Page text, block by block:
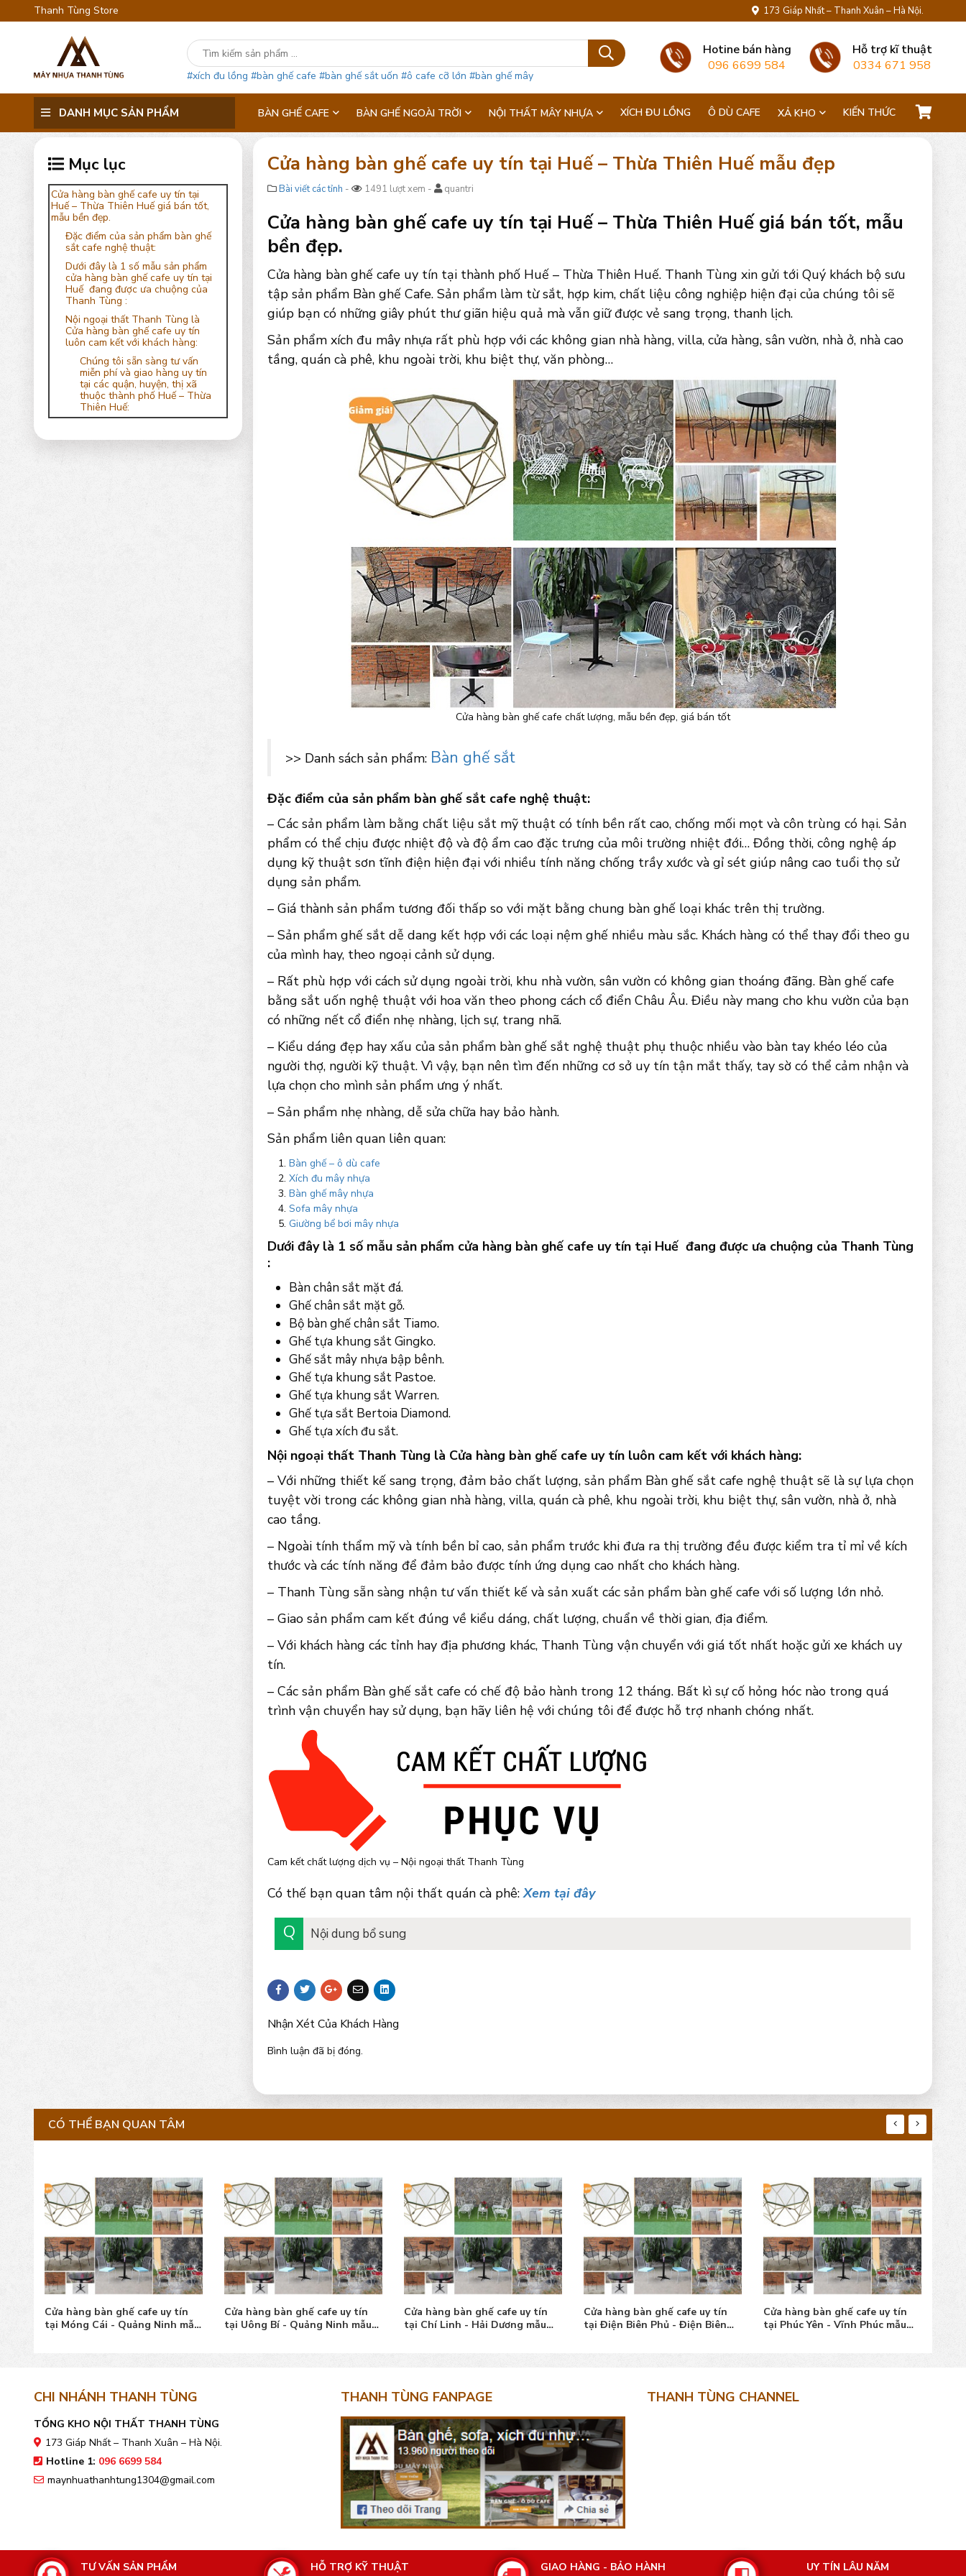
Thanh Tùng Store 173 Giáp Nhất – Thanh Xuân – Hà Nội.
#xích đu lồng #bàn ghế cafe #bàn ghế sắt uốn #ô cafe cỡ lớn #bàn ghế mây
Hotine bán hàng
096 6699 584
Hỗ trợ kĩ thuật
0334 671 958
DANH MỤC SẢN PHẨM BÀN GHẾ CAFE BÀN GHẾ NGOÀI TRỜI NỘI THẤT MÂY NHỰA XÍCH ĐU LỒNG Ô DÙ CAFE XẢ KHO KIẾN THỨC
Mục lục
Cửa hàng bàn ghế cafe uy tín tại
Huế – Thừa Thiên Huế giá bán tốt,
mẫu bền đẹp.
Đặc điểm của sản phẩm bàn ghế
sắt cafe nghệ thuật:
Dưới đây là 1 số mẫu sản phẩm
cửa hàng bàn ghế cafe uy tín tại
Huế đang được ưa chuộng của
Thanh Tùng :
Nội ngoại thất Thanh Tùng là
Cửa hàng bàn ghế cafe uy tín
luôn cam kết với khách hàng:
Chúng tôi sẵn sàng tư vấn
miễn phí và giao hàng uy tín
tại các quận, huyện, thị xã
thuộc thành phố Huế – Thừa
Thiên Huế:
Cửa hàng bàn ghế cafe uy tín tại Huế – Thừa Thiên Huế mẫu đẹp
Bài viết các tỉnh - 1491 lượt xem - quantri
Cửa hàng bàn ghế cafe uy tín tại Huế – Thừa Thiên Huế giá bán tốt, mẫu
bền đẹp.
Cửa hàng bàn ghế cafe uy tín tại thành phố Huế – Thừa Thiên Huế. Thanh Tùng xin gửi tới Quý khách bộ sưu
tập sản phẩm Bàn ghế Cafe. Sản phẩm làm từ sắt, hợp kim, chất liệu công nghiệp hiện đại của chúng tôi sẽ
giúp bạn có những giây phút thư giãn hiệu quả mà vẫn giữ được vẻ sang trọng, thanh lịch.
Sản phẩm xích đu mây nhựa rất phù hợp với các không gian nhà hàng, villa, cửa hàng, sân vườn, nhà ở, nhà cao
tầng, quán cà phê, khu ngoài trời, khu biệt thự, văn phòng…
Cửa hàng bàn ghế cafe chất lượng, mẫu bền đẹp, giá bán tốt
>> Danh sách sản phẩm: Bàn ghế sắt
Đặc điểm của sản phẩm bàn ghế sắt cafe nghệ thuật:
– Các sản phẩm làm bằng chất liệu sắt mỹ thuật có tính bền rất cao, chống mối mọt và côn trùng có hại. Sản
phẩm có thể chịu được nhiệt độ và độ ẩm cao đặc trưng của môi trường nhiệt đới… Đồng thời, công nghệ áp
dụng kỹ thuật sơn tĩnh điện hiện đại với nhiều tính năng chống trầy xước và gỉ sét giúp nâng cao tuổi thọ sử
dụng sản phẩm.
– Giá thành sản phẩm tương đối thấp so với mặt bằng chung bàn ghế loại khác trên thị trường.
– Sản phẩm ghế sắt dễ dang kết hợp với các loại nệm ghế nhiều màu sắc. Khách hàng có thể thay đổi theo gu
của mình hay, theo ngoại cảnh sử dụng.
– Rất phù hợp với cách sử dụng ngoài trời, khu nhà vườn, sân vườn có không gian thoáng đãng. Bàn ghế cafe
bằng sắt uốn nghệ thuật với hoa văn theo phong cách cổ điển Châu Âu. Điều này mang cho khu vườn của bạn
có những nết cổ điển nhẹ nhàng, lịch sự, trang nhã.
– Kiểu dáng đẹp hay xấu của sản phẩm bàn ghế sắt nghệ thuật phụ thuộc nhiều vào bàn tay khéo léo của
người thợ, người kỹ thuật. Vì vậy, bạn nên tìm đến những cơ sở uy tín tận mắt thấy, tay sờ có thể cảm nhận và
lựa chọn cho mình sản phẩm ưng ý nhất.
– Sản phẩm nhẹ nhàng, dễ sửa chữa hay bảo hành.
Sản phẩm liên quan liên quan:
Bàn ghế – ô dù cafe
Xích đu mây nhựa
Bàn ghế mây nhựa
Sofa mây nhựa
Giường bể bơi mây nhựa
Dưới đây là 1 số mẫu sản phẩm cửa hàng bàn ghế cafe uy tín tại Huế đang được ưa chuộng của Thanh Tùng
:
Bàn chân sắt mặt đá.
Ghế chân sắt mặt gỗ.
Bộ bàn ghế chân sắt Tiamo.
Ghế tựa khung sắt Gingko.
Ghế sắt mây nhựa bập bênh.
Ghế tựa khung sắt Pastoe.
Ghế tựa khung sắt Warren.
Ghế tựa sắt Bertoia Diamond.
Ghế tựa xích đu sắt.
Nội ngoại thất Thanh Tùng là Cửa hàng bàn ghế cafe uy tín luôn cam kết với khách hàng:
– Với những thiết kế sang trọng, đảm bảo chất lượng, sản phẩm Bàn ghế sắt cafe nghệ thuật sẽ là sự lựa chọn
tuyệt vời trong các không gian nhà hàng, villa, quán cà phê, khu ngoài trời, khu biệt thự, sân vườn, nhà ở, nhà
cao tầng.
– Ngoài tính thẩm mỹ và tính bền bỉ cao, sản phẩm trước khi đưa ra thị trường đều được kiểm tra tỉ mỉ về kích
thước và các tính năng để đảm bảo được tính ứng dụng cao nhất cho khách hàng.
– Thanh Tùng sẵn sàng nhận tư vấn thiết kế và sản xuất các sản phẩm bàn ghế cafe với số lượng lớn nhỏ.
– Giao sản phẩm cam kết đúng về kiểu dáng, chất lượng, chuẩn về thời gian, địa điểm.
– Với khách hàng các tỉnh hay địa phương khác, Thanh Tùng vận chuyển với giá tốt nhất hoặc gửi xe khách uy
tín.
– Các sản phẩm Bàn ghế sắt cafe có chế độ bảo hành trong 12 tháng. Bất kì sự cố hỏng hóc nào trong quá
trình vận chuyển hay sử dụng, bạn hãy liên hệ với chúng tôi để được hỗ trợ nhanh chóng nhất.
Cam kết chất lượng dịch vụ – Nội ngoại thất Thanh Tùng
Có thế bạn quan tâm nội thất quán cà phê:Xem tại đây
Nội dung bổ sung
Nhận Xét Của Khách Hàng
Bình luận đã bị đóng.
CÓ THỂ BẠN QUAN TÂM
Cửa hàng bàn ghế cafe uy tín
tại Móng Cái - Quảng Ninh mẫu
Cửa hàng bàn ghế cafe uy tín
tại Uông Bí - Quảng Ninh mẫu
Cửa hàng bàn ghế cafe uy tín
tại Chí Linh - Hải Dương mẫu
Cửa hàng bàn ghế cafe uy tín
tại Điện Biên Phủ - Điện Biên
Cửa hàng bàn ghế cafe uy tín
tại Phúc Yên - Vĩnh Phúc mẫu
CHI NHÁNH THANH TÙNG
TỔNG KHO NỘI THẤT THANH TÙNG
173 Giáp Nhất – Thanh Xuân – Hà Nội.
Hotline 1: 096 6699 584
maynhuathanhtung1304@gmail.com
THANH TÙNG FANPAGE THANH TÙNG CHANNEL
TƯ VẤN SẢN PHẨM HỖ TRỢ KỸ THUẬT GIAO HÀNG - BẢO HÀNH UY TÍN LÂU NĂM